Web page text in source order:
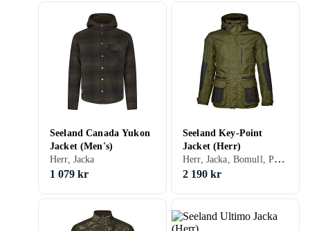
Seeland Canada Yukon
Jacket (Men's)
Herr, Jacka
1 079 kr
Seeland Key-Point
Jacket (Herr)
Herr, Jacka, Bomull, Polyester, Fleece, Polyuretan/PU
2 190 kr